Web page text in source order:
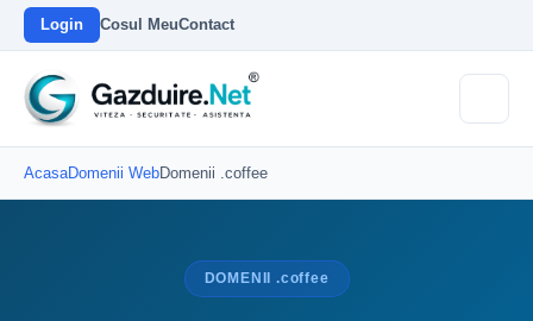
Login Cosul MeuContact
AcasaDomenii WebDomenii .coffee
DOMENII .coffee